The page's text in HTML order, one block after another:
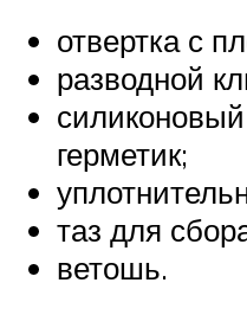
отвертка с
разводной
герметик;
таз для
ветошь.